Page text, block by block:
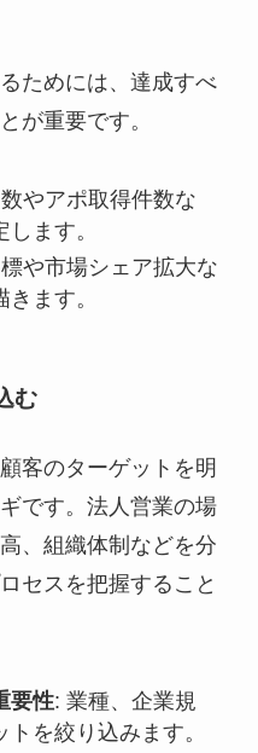
ためには、達成すべ
が重要です。
やアポ取得件数な
ます。
や市場シェア拡大な
ます。
む
客のターゲットを明
です。法人営業の場
、組織体制などを分
セスを把握すること
要性: 業種、企業規
を絞り込みます。